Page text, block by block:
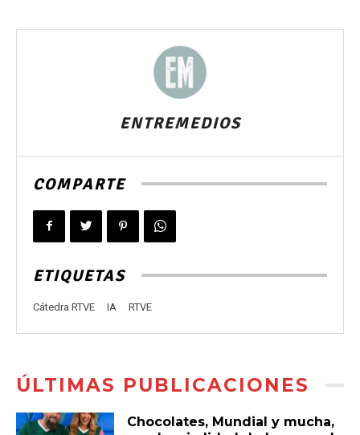
ENTREMEDIOS
COMPARTE
ETIQUETAS
Cátedra RTVE IA RTVE
ÚLTIMAS PUBLICACIONES
Chocolates, Mundial y mucha,